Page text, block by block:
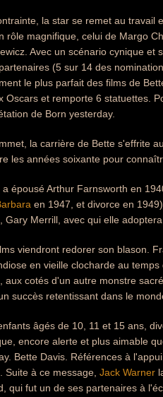
la star se remet au travail
rôle magnifique, celui de Margo
Avec un scénario cynique
(5 sur 14 des
le plus parfait des films de
Oscars et remporte 6 statuettes.
de Born yesterday.
la carrière de Bette s'effrite
les années soixante pour
épousé Arthur Farnsworth en
en 1947, et divorce en
Gary Merrill, avec qui elle
viendront redorer son blason.
en vieille clocharde au
aux cotés d'un autre monstre
succès retentissant dans le
âgés de 10, 11 et 15 ans,
encore alerte et plus aimable
Bette Davis. Références à
Suite à ce message, Jack Warner
qui fut un de ses partenaires à